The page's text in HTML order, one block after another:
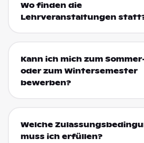
Wo finden die
Lehrveranstaltungen
Kann ich mich zum
oder zum Wintersemester
bewerben?
Welche
muss ich erfüllen?